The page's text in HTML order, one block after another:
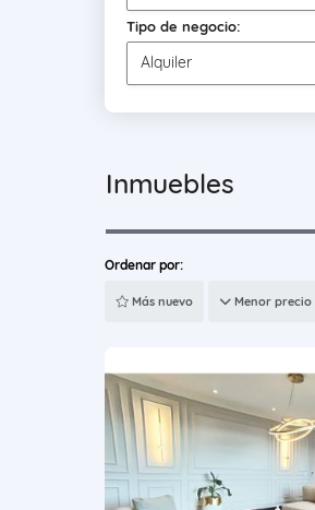
Tipo de negocio:
Alquiler
Inmuebles
Ordenar por:
Más nuevo Menor precio